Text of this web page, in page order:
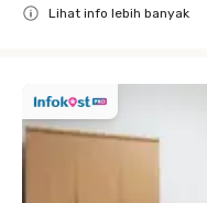
Lihat info lebih banyak